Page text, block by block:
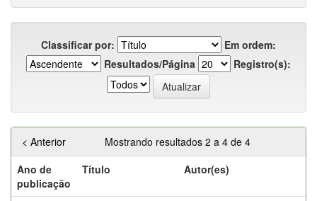
Classificar por:
Em ordem:
Resultados/Página
Registro(s):
Mostrando resultados 2 a 4 de 4
< Anterior
Ano de
publicação
Título Autor(es)